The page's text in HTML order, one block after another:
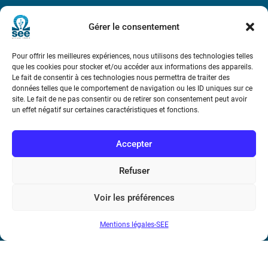
Gérer le consentement
Pour offrir les meilleures expériences, nous utilisons des technologies telles
que les cookies pour stocker et/ou accéder aux informations des appareils.
Le fait de consentir à ces technologies nous permettra de traiter des
données telles que le comportement de navigation ou les ID uniques sur ce
site. Le fait de ne pas consentir ou de retirer son consentement peut avoir
un effet négatif sur certaines caractéristiques et fonctions.
Accepter
Refuser
Voir les préférences
Mentions légales-SEE
Bicentenaire des découvertes d’André-
Marie Ampère
Conditions Générales de Vente
Mentions légales
Métro : « Boissière » Ligne 6 et « Iéna » Ligne 9
N° de SIREN : 785 393 232, Code APE : 9412Z TVA intra-
communautaire : FR44 785 393 232